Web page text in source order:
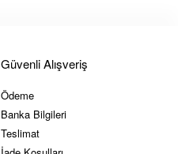
Güvenli Alışveriş
Ödeme
Banka Bilgileri
Teslimat